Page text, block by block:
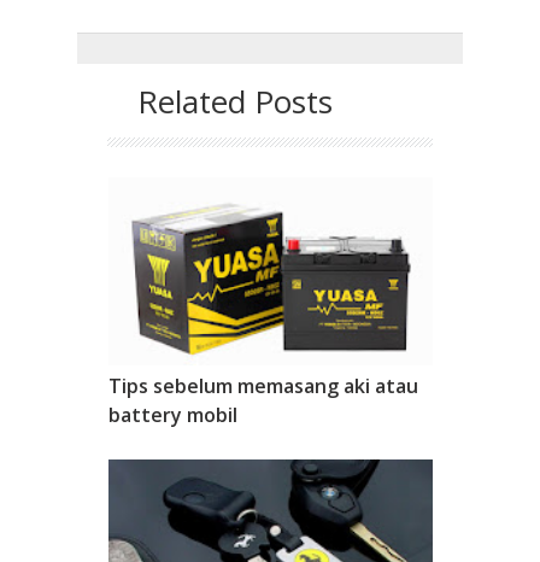
Related Posts
Tips sebelum memasang aki atau
battery mobil